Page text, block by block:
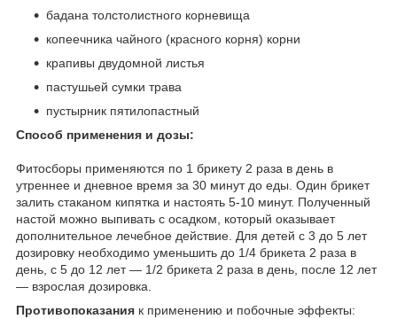
бадана толстолистного корневища
копеечника чайного (красного корня) корни
крапивы двудомной листья
пастушьей сумки трава
пустырник пятилопастный
Способ применения и дозы:
Фитосборы применяются по 1 брикету 2 раза в день в
утреннее и дневное время за 30 минут до еды. Один брикет
залить стаканом кипятка и настоять 5-10 минут. Полученный
настой можно выпивать с осадком, который оказывает
дополнительное лечебное действие. Для детей с 3 до 5 лет
дозировку необходимо уменьшить до 1/4 брикета 2 раза в
день, с 5 до 12 лет — 1/2 брикета 2 раза в день, после 12 лет
— взрослая дозировка.
Противопоказания к применению и побочные эффекты: